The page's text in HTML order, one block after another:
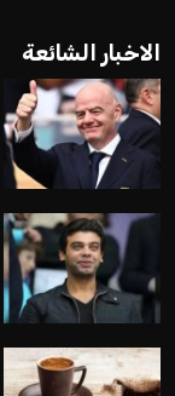
الاخبار الشائعة